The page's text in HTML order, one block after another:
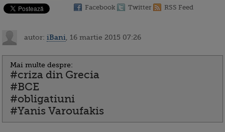
Facebook Twitter RSS Feed
autor: iBani , 16 martie 2015 07:26
Mai multe despre:
#criza din Grecia
#BCE
#obligatiuni
#Yanis Varoufakis